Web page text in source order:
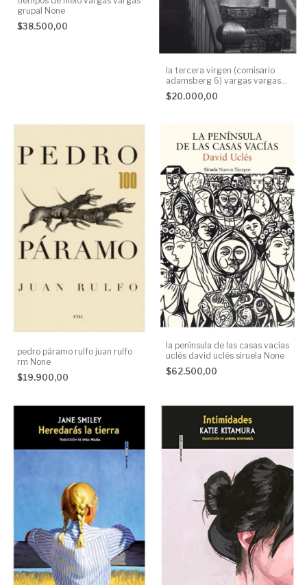
grupal None
$38.500,00
la tercera virgen (comisario
adamsberg 6) vargas vargas
siruela None
$20.000,00
pedro páramo rulfo juan rulfo
rm None
$19.900,00
la península de las casas vacías
uclés david uclés siruela None
$62.500,00